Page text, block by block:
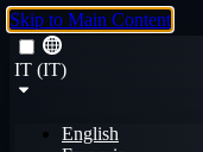
Skip to Main Content
IT (IT)
English